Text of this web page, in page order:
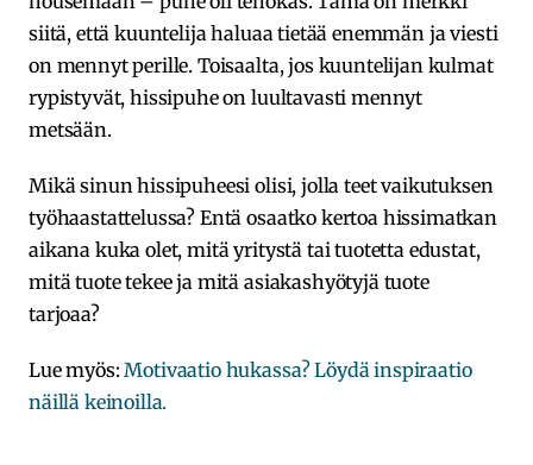
siitä, että kuuntelija haluaa tietää enemmän ja viesti
on mennyt perille. Toisaalta, jos kuuntelijan kulmat
rypistyvät, hissipuhe on luultavasti mennyt
metsään.
Mikä sinun hissipuheesi olisi, jolla teet vaikutuksen
työhaastattelussa? Entä osaatko kertoa hissimatkan
aikana kuka olet, mitä yritystä tai tuotetta edustat,
mitä tuote tekee ja mitä asiakashyötyjä tuote
tarjoaa?
Lue myös: Motivaatio hukassa? Löydä inspiraatio
näillä keinoilla.